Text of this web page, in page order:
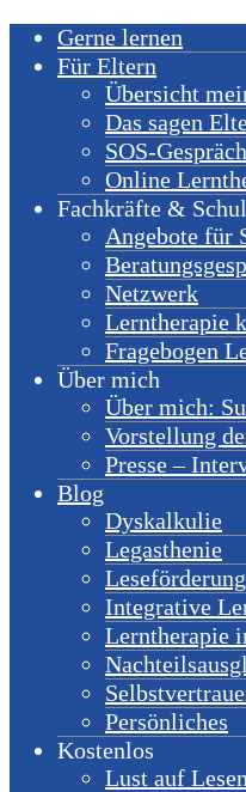
Gerne lernen
Für Eltern
Übersicht
Das sagen
SOS-Gespräch
Online
Fachkräfte &
Angebote für
Netzwerk
Lerntherapie
Fragebogen
Über mich
Über mich:
Vorstellung
Presse –
Blog
Dyskalkulie
Legasthenie
Leseförderung
Integrative
Lerntherapie
Persönliches
Kostenlos
Lust auf